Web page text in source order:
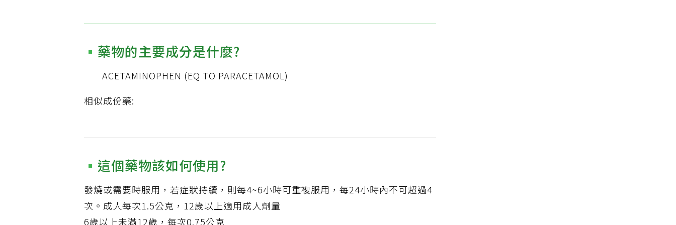
藥物的主要成分是什麼?
ACETAMINOPHEN (EQ TO PARACETAMOL)
相似成份藥:
這個藥物該如何使用?
發燒或需要時服用，若症狀持續，則每4~6小時可重複服用，每24小時內不可超過4
次。成人每次1.5公克，12歲以上適用成人劑量
6歲以上未滿12歲，每次0.75公克